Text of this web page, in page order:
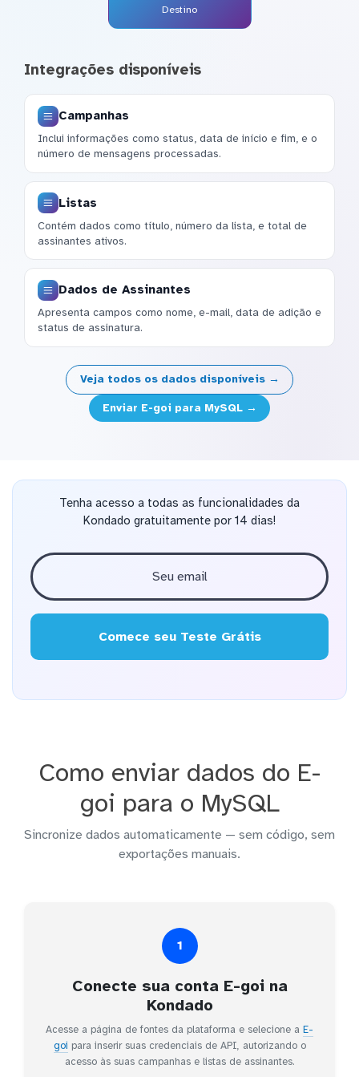
Destino
Integrações disponíveis
Campanhas
Inclui informações como status, data de início e fim, e o
número de mensagens processadas.
Listas
Contém dados como título, número da lista, e total de
assinantes ativos.
Dados de Assinantes
Apresenta campos como nome, e-mail, data de adição e
status de assinatura.
Veja todos os dados disponíveis →
Enviar E-goi para MySQL →
Tenha acesso a todas as funcionalidades da
Kondado gratuitamente por 14 dias!
Comece seu Teste Grátis
Como enviar dados do E-
goi para o MySQL
Sincronize dados automaticamente — sem código, sem
exportações manuais.
1
Conecte sua conta E-goi na
Kondado
Acesse a página de fontes da plataforma e selecione a E-
goi para inserir suas credenciais de API, autorizando o
acesso às suas campanhas e listas de assinantes.